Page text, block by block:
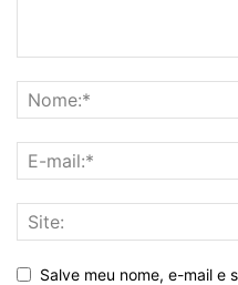
Salve meu nome, e-mail e